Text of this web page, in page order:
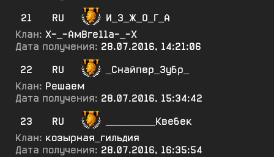
21
RU
И_З_Ж_О_Г_А
Клан: Х-_-АмВге11а-_-Х
Дата получения: 28.07.2016, 14:21:06
22
RU
_Снайпер_Зубр_
Клан: Решаем
Дата получения: 28.07.2016, 15:34:42
23
RU
_________Квебек
Клан: козырная_гильдия
Дата получения: 28.07.2016, 16:35:54